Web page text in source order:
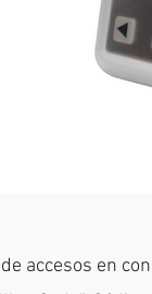
accesos en